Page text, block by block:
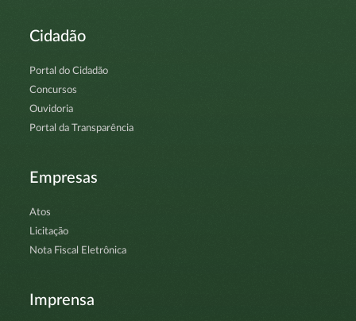
Cidadão
Portal do Cidadão
Concursos
Ouvidoria
Portal da Transparência
Empresas
Atos
Licitação
Nota Fiscal Eletrônica
Imprensa